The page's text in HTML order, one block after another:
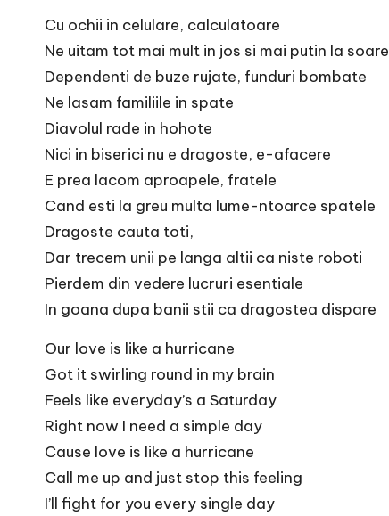
Cu ochii in celulare, calculatoare
Ne uitam tot mai mult in jos si mai putin la soare
Dependenti de buze rujate, funduri bombate
Ne lasam familiile in spate
Diavolul rade in hohote
Nici in biserici nu e dragoste, e-afacere
E prea lacom aproapele, fratele
Cand esti la greu multa lume-ntoarce spatele
Dragoste cauta toti,
Dar trecem unii pe langa altii ca niste roboti
Pierdem din vedere lucruri esentiale
In goana dupa banii stii ca dragostea dispare
Our love is like a hurricane
Got it swirling round in my brain
Feels like everyday’s a Saturday
Right now I need a simple day
Cause love is like a hurricane
Call me up and just stop this feeling
I’ll fight for you every single day